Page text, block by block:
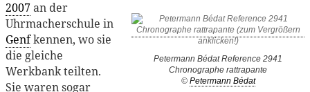
Petermann Bédat Reference 2941
Chronographe rattrapante
© Petermann Bédat
2007an der
Uhrmacherschule in
Genfkennen, wo sie
die gleiche
Werkbank teilten.
Sie waren sogar